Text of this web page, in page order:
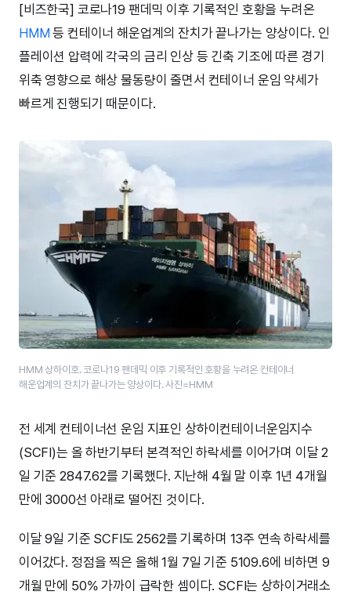
[비즈한국] 코로나19 팬데믹 이후 기록적인 호황을 누려온
HMM등 컨테이너 해운업계의 잔치가 끝나가는 양상이다. 인
플레이션 압력에 각국의 금리 인상 등 긴축 기조에 따른 경기
위축 영향으로 해상 물동량이 줄면서 컨테이너 운임 약세가
빠르게 진행되기 때문이다.
HMM 상하이호. 코로나19 팬데믹 이후 기록적인 호황을 누려온 컨테이너
해운업계의 잔치가 끝나가는 양상이다. 사진=HMM
전 세계 컨테이너선 운임 지표인 상하이컨테이너운임지수
(SCFI)는 올 하반기부터 본격적인 하락세를 이어가며 이달 2
일 기준 2847.62를 기록했다. 지난해 4월 말 이후 1년 4개월
만에 3000선 아래로 떨어진 것이다.
이달 9일 기준 SCFI도 2562를 기록하며 13주 연속 하락세를
이어갔다. 정점을 찍은 올해 1월 7일 기준 5109.6에 비하면 9
개월 만에 50% 가까이 급락한 셈이다. SCFI는 상하이거래소